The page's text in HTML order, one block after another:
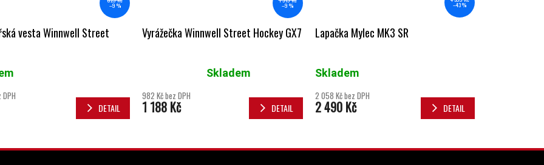
–9 %
vesta Winnwell Street
DPH
DETAIL
–9 %
Vyrážečka Winnwell Street Hockey GX7
Průměrné hodnocení produktu je 5,0 z 5 hvězdiček.
Skladem
982 Kč bez DPH
1 188 Kč DETAIL
–43 %
Lapačka Mylec MK3 SR
Skladem
2 058 Kč bez DPH
2 490 Kč DETAIL